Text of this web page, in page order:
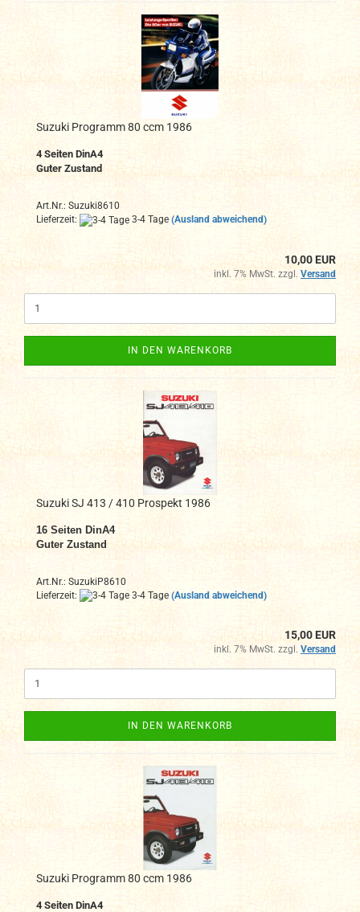
Suzuki Programm 80 ccm 1986
4 Seiten DinA4
Guter Zustand
Art.Nr.: Suzuki8610
Lieferzeit:
3-4 Tage (Ausland abweichend)
10,00 EUR
inkl. 7% MwSt. zzgl. Versand
IN DEN WARENKORB
Suzuki SJ 413 / 410 Prospekt 1986
16Seiten DinA4
Guter Zustand
Art.Nr.: SuzukiP8610
Lieferzeit:
3-4 Tage (Ausland abweichend)
15,00 EUR
inkl. 7% MwSt. zzgl. Versand
IN DEN WARENKORB
Suzuki Programm 80 ccm 1986
4 Seiten DinA4